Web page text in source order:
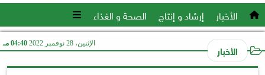
الأخبار إرشاد و إنتاج الصحة و الغذاء
الأخبار الإثنين، 28 نوفمبر 2022 04:40 مـ